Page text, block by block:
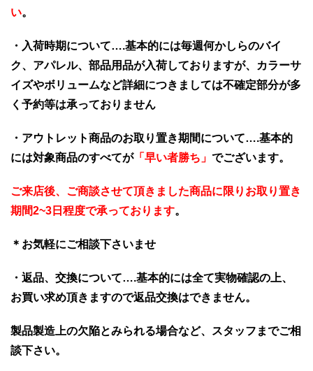
い。
・入荷時期について….基本的には毎週何かしらのバイ
ク、アパレル、部品用品が入荷しておりますが、カラーサ
イズやボリュームなど詳細につきましては不確定部分が多
く予約等は承っておりません
・アウトレット商品のお取り置き期間について….基本的
には対象商品のすべてが「早い者勝ち」 でございます。
ご来店後、ご商談させて頂きました商品に限りお取り置き
期間2~3日程度で承っております。
＊お気軽にご相談下さいませ
・返品、交換について….基本的には全て実物確認の上、
お買い求め頂きますので返品交換はできません。
製品製造上の欠陥とみられる場合など、スタッフまでご相
談下さい。